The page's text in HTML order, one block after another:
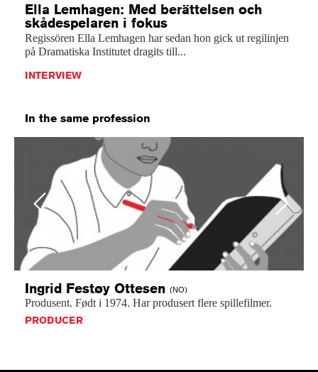
Ella Lemhagen: Med berättelsen och
skådespelaren i fokus
Regissören Ella Lemhagen har sedan hon gick ut regilinjen
på Dramatiska Institutet dragits till...
INTERVIEW
In the same profession
Previous
Ingrid Festøy Ottesen (NO)
Produsent. Født i 1974. Har produsert flere spillefilmer.
PRODUCER
Next